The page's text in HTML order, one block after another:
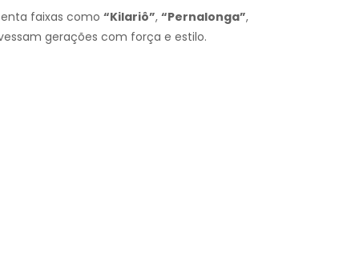
faixas como “Kilariô”, “Pernalonga”,
gerações com força e estilo.